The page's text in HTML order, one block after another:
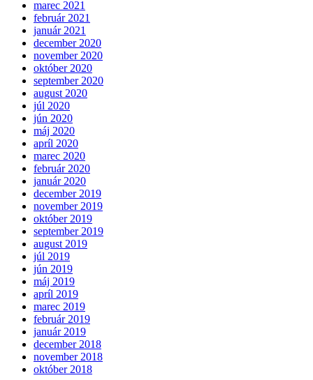
marec 2021
február 2021
január 2021
december 2020
november 2020
október 2020
september 2020
august 2020
júl 2020
jún 2020
máj 2020
apríl 2020
marec 2020
február 2020
január 2020
december 2019
november 2019
október 2019
september 2019
august 2019
júl 2019
jún 2019
máj 2019
apríl 2019
marec 2019
február 2019
január 2019
december 2018
november 2018
október 2018